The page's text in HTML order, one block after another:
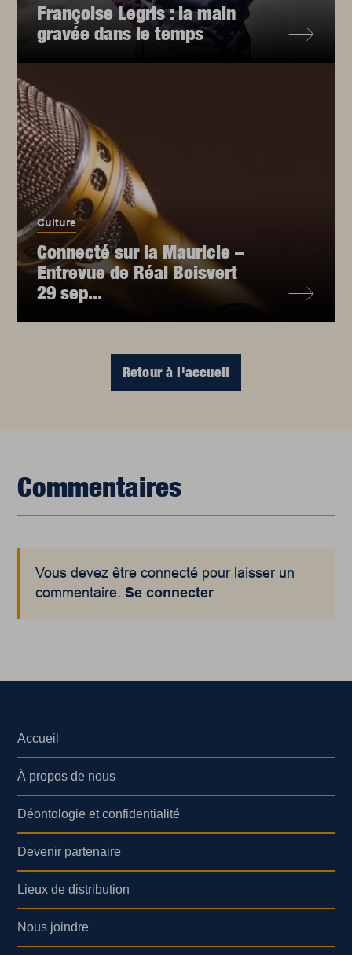
Françoise Legris : la main
gravée dans le temps
Culture
Connecté sur la Mauricie –
Entrevue de Réal Boisvert
29 sep...
Retour à l'accueil
Commentaires
Vous devez être connecté pour laisser un
commentaire.Se connecter
Accueil
À propos de nous
Déontologie et confidentialité
Devenir partenaire
Lieux de distribution
Nous joindre